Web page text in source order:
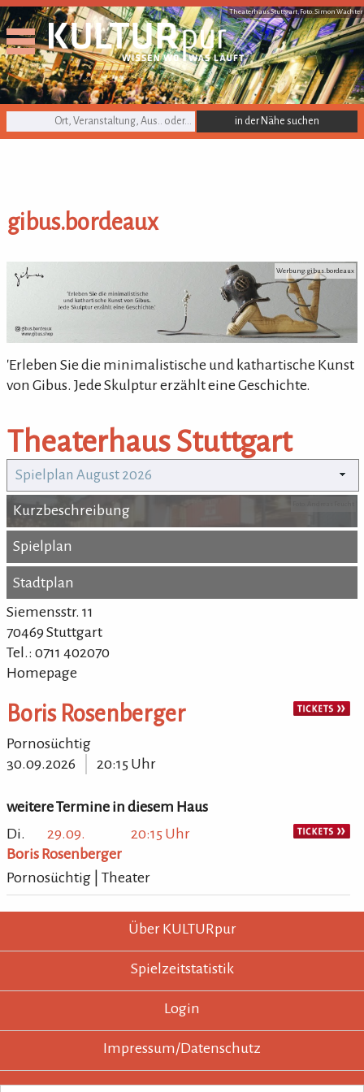
Theaterhaus Stuttgart, Foto: Simon Wachter
KULTURpur Suche
gibus.bordeaux
gibus.bordeaux Werbung: gibus.bordeaux
'Erleben Sie die minimalistische und kathartische Kunst
von Gibus. Jede Skulptur erzählt eine Geschichte.
Theaterhaus Stuttgart
Spielplan August 2026
Kurzbeschreibung
Kurzbeschreibung
Spielplan
Spielplan
Stadtplan
Stadtplan
Siemensstr. 11
70469 Stuttgart
Tel.: 0711 402070
Homepage
Boris Rosenberger
Pornosüchtig
30.09.2026
20:15 Uhr
weitere Termine in diesem Haus
Di.
29.09.
20:15 Uhr
Boris Rosenberger
Pornosüchtig | Theater
KULTURpur - wissen wo was läuft.
KULTURpur FooterÜber KULTURpur
Spielzeitstatistik
Login
Impressum/Datenschutz